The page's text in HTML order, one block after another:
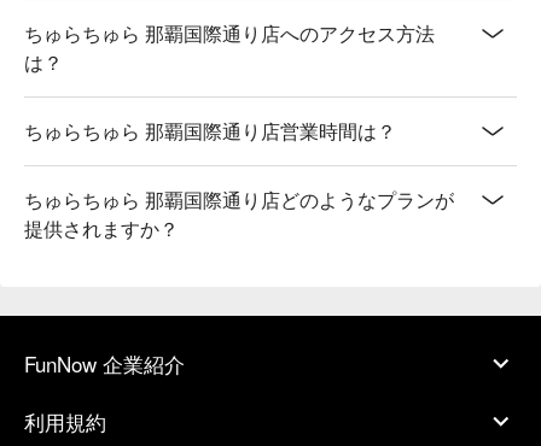
ちゅらちゅら 那覇国際通り店へのアクセス方法
は？
ちゅらちゅら 那覇国際通り店営業時間は？
ちゅらちゅら 那覇国際通り店どのようなプランが
提供されますか？
FunNow 企業紹介
利用規約